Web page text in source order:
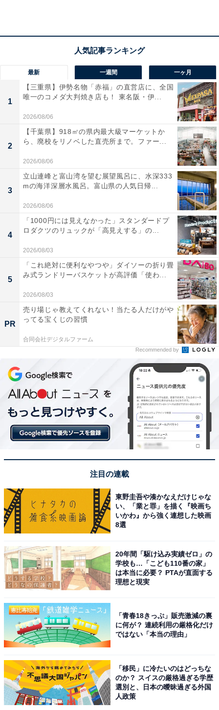
「メープルの誘惑」は、安田げんきペストリーシェフ
（以下、安田シェフ）の作品で、書類審査、実技審査を
経て、洋菓子部門の最優秀賞を受賞した。コンテストを
主催するクインビーガーデンの「ケベック・メープルシ
ロップ」もしくは「ケベック・メープルシュガー」を使
用することが条件となっており、安田シェフは作品のテ
ーマについて「おもいっきりメープルを味わうことで
す」とコメントしている。
生地からもバタークリームからもメープルの風味
たっぷり
ケーキをカットして、薄くメープルバタークリームをはさんであるのがポイ
ント（2018年2月16日撮影）
「メープルの誘惑」は、サクッと焼き上げたメープル風
味の生地に、軽くなめらかなメープルバタークリームを
たっぷりと重ねあわせたパウンドケーキ。生地にもトッ
となっている。ネーミング通り、生地からもバタークリ
ームからも漂うメープルの風味に誘惑され、「もうひと
口」食べたくなる逸品だ。
最新 一週間 一ヶ月
1
【三重県】伊勢名物「赤福」の直営店に、全国
唯一のコメダ大判焼き店も！ 東名阪・伊...
2026/08/06
2
【千葉県】918㎡の県内最大級マーケットか
ら、廃校をリノベした直売所まで。ファー...
2026/08/06
3
立山連峰と富山湾を望む展望風呂に、水深333
mの海洋深層水風呂。富山県の人気日帰...
2026/08/06
4
「1000円には見えなかった」スタンダードプ
ロダクツのリュックが「高見えする」の...
2026/08/03
5
「これ絶対に便利なやつや」ダイソーの折り畳
み式ランドリーバスケットが高評価「使わ...
2026/08/03
PR
売り場じゃ教えてくれない！当たる人だけがや
ってる宝くじの習慣
合同会社デジタルファーム
Recommended by
注目の連載
東野圭吾や湊かなえだけじゃな
い、「業と罪」を描く『映画ち
いかわ』から強く連想した映画
8選
20年間「駆け込み実績ゼロ」の
学校も…「こども110番の家」
は本当に必要？ PTAが直面する
理想と現実
「青春18きっぷ」販売激減の裏
に何が？ 連続利用の厳格化だけ
ではない「本当の理由」
「移民」に冷たいのはどっちな
のか？ スイスの厳格過ぎる学歴
選別と、日本の曖昧過ぎる外国
人政策